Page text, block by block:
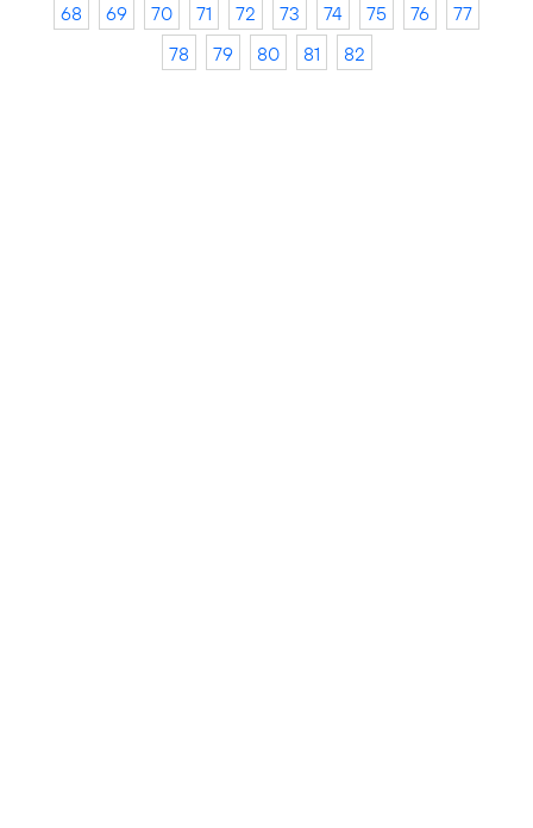
68
69 70 71 72 73 74 75 76
77
78
79 80 81 82